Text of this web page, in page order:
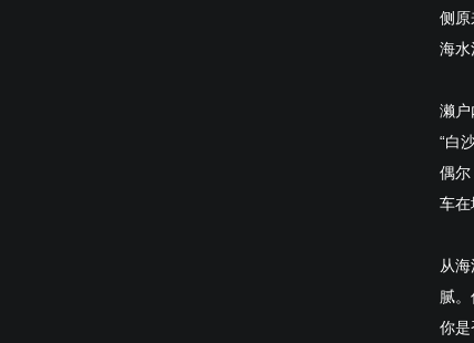
侧原
海水
濑户
“白
偶尔
车在
从
腻
你是